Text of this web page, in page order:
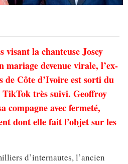
visant la chanteuse Josey
mariage devenue virale, l’ex-
de Côte d’Ivoire est sorti du
très suivi. Geoffroy
compagne avec fermeté,
dont elle fait l’objet sur les
d’internautes, l’ancien